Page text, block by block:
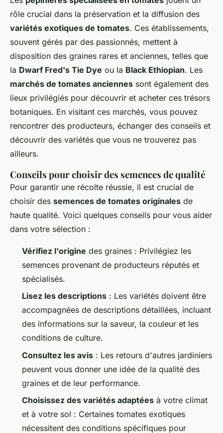
rôle crucial dans la préservation et la diffusion des
variétés exotiques de tomates. Ces établissements,
souvent gérés par des passionnés, mettent à
disposition des graines rares et anciennes, telles que
la Dwarf Fred's Tie Dye ou la Black Ethiopian. Les
marchés de tomates anciennes sont également des
lieux privilégiés pour découvrir et acheter ces trésors
botaniques. En visitant ces marchés, vous pouvez
rencontrer des producteurs, échanger des conseils et
découvrir des variétés que vous ne trouverez pas
ailleurs.
Conseils pour choisir des semences de qualité
Pour garantir une récolte réussie, il est crucial de
choisir des semences de tomates originales de
haute qualité. Voici quelques conseils pour vous aider
dans votre sélection :
Vérifiez l'origine des graines : Privilégiez les
semences provenant de producteurs réputés et
spécialisés.
Lisez les descriptions : Les variétés doivent être
accompagnées de descriptions détaillées, incluant
des informations sur la saveur, la couleur et les
conditions de culture.
Consultez les avis : Les retours d'autres jardiniers
peuvent vous donner une idée de la qualité des
graines et de leur performance.
Choisissez des variétés adaptées à votre climat
et à votre sol : Certaines tomates exotiques
nécessitent des conditions spécifiques pour